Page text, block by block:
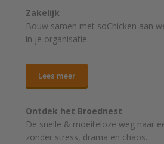
Zakelijk
Bouw samen met soChicken aan
in je organisatie.
Lees meer
Ontdek het Broednest
De snelle & moeiteloze weg naar
zonder stress, drama en chaos.